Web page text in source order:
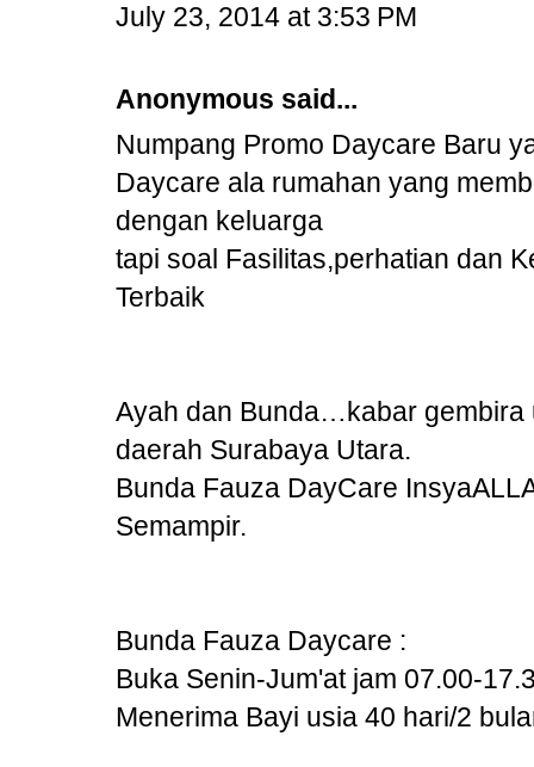
July 23, 2014 at 3:53 PM
Anonymous said...
Numpang Promo Daycare Baru
Daycare ala rumahan yang
dengan keluarga
tapi soal Fasilitas,perhatian dan
Terbaik
Ayah dan Bunda…kabar gembira
daerah Surabaya Utara.
Bunda Fauza DayCare
Semampir.
Bunda Fauza Daycare :
Buka Senin-Jum'at jam 07.00-
Menerima Bayi usia 40 hari/2